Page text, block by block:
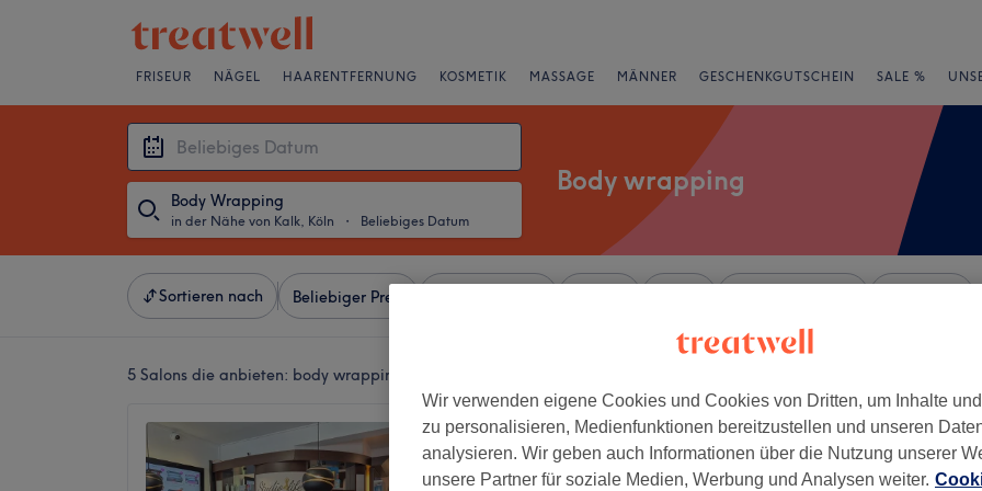
FRISEUR NÄGEL HAARENTFERNUNG KOSMETIK MASSAGE MÄNNER GESCHENKGUTSCHEIN SALE %
Body Wrapping
in der Nähe von Kalk, Köln ・ Beliebiges Datum
Body wrapping
Sortieren nach Beliebiger Preis
5 Salons die anbieten: body wrapping in der Nähe von Kalk, Köln
Studio4life Köln
4,9
335 Bewertungen
+
−
Wir verwenden eigene Cookies und Cookies von Dritten, um Inhalte
zu personalisieren, Medienfunktionen bereitzustellen und unseren
analysieren. Wir geben auch Informationen über die Nutzung unserer
unsere Partner für soziale Medien, Werbung und Analysen weiter.